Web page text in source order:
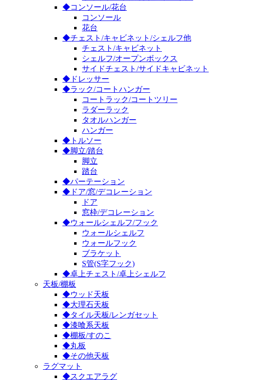
◆コンソール/花台
コンソール
花台
◆チェスト/キャビネット/シェルフ他
チェスト/キャビネット
シェルフ/オープンボックス
サイドチェスト/サイドキャビネット
◆ドレッサー
◆ラック/コートハンガー
コートラック/コートツリー
ラダーラック
タオルハンガー
ハンガー
◆トルソー
◆脚立/踏台
脚立
踏台
◆パーテーション
◆ドア/窓/デコレーション
ドア
窓枠/デコレーション
◆ウォールシェルフ/フック
ウォールシェルフ
ウォールフック
ブラケット
S管(S字フック)
◆卓上チェスト/卓上シェルフ
天板/棚板
◆ウッド天板
◆大理石天板
◆タイル天板/レンガセット
◆漆喰系天板
◆棚板/すのこ
◆丸板
◆その他天板
ラグマット
◆スクエアラグ